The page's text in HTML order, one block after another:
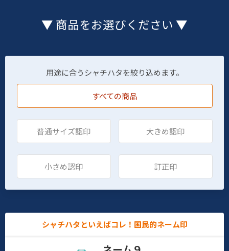
▼ 商品をお選びください ▼
用途に合うシャチハタを絞り込めます。
すべての商品
普通サイズ認印 大きめ認印
小さめ認印 訂正印
シャチハタといえばコレ！国民的ネーム印